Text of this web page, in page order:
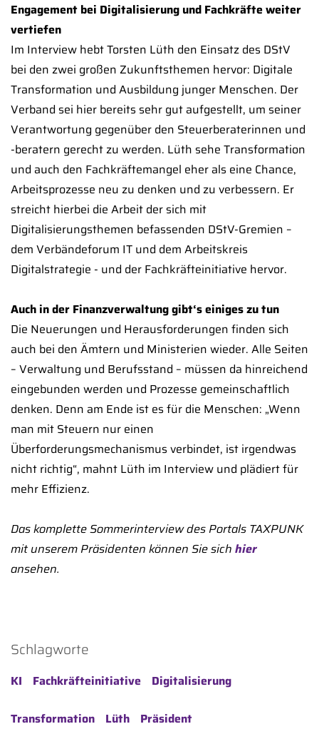
Engagement bei Digitalisierung und Fachkräfte weiter
vertiefen
Im Interview hebt Torsten Lüth den Einsatz des DStV
bei den zwei großen Zukunftsthemen hervor: Digitale
Transformation und Ausbildung junger Menschen. Der
Verband sei hier bereits sehr gut aufgestellt, um seiner
Verantwortung gegenüber den Steuerberaterinnen und
-beratern gerecht zu werden. Lüth sehe Transformation
und auch den Fachkräftemangel eher als eine Chance,
Arbeitsprozesse neu zu denken und zu verbessern. Er
streicht hierbei die Arbeit der sich mit
Digitalisierungsthemen befassenden DStV-Gremien –
dem Verbändeforum IT und dem Arbeitskreis
Digitalstrategie - und der Fachkräfteinitiative hervor.
Auch in der Finanzverwaltung gibt‘s einiges zu tun
Die Neuerungen und Herausforderungen finden sich
auch bei den Ämtern und Ministerien wieder. Alle Seiten
– Verwaltung und Berufsstand – müssen da hinreichend
eingebunden werden und Prozesse gemeinschaftlich
denken. Denn am Ende ist es für die Menschen: „Wenn
man mit Steuern nur einen
Überforderungsmechanismus verbindet, ist irgendwas
nicht richtig“, mahnt Lüth im Interview und plädiert für
mehr Effizienz.
Das komplette Sommerinterview des Portals TAXPUNK
mit unserem Präsidenten können Sie sich hier
ansehen.
Schlagworte
KI Fachkräfteinitiative Digitalisierung
Transformation Lüth Präsident